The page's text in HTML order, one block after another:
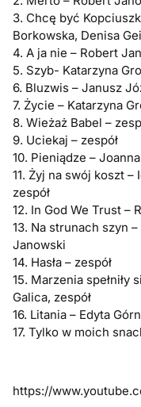
3. Chcę być
Borkowska, Denisa
4. A ja nie – Robert
5. Szyb- Katarzyna
6. Bluzwis – Janusz
7. Życie – Katarzyna
8. Wieżaż Babel –
9. Uciekaj – zespół
10. Pieniądze –
11. Żyj na swój koszt
zespół
12. In God We Trust –
13. Na strunach szyn
Janowski
14. Hasła – zespół
15. Marzenia spełniły
Galica, zespół
16. Litania – Edyta
17. Tylko w moich
https://